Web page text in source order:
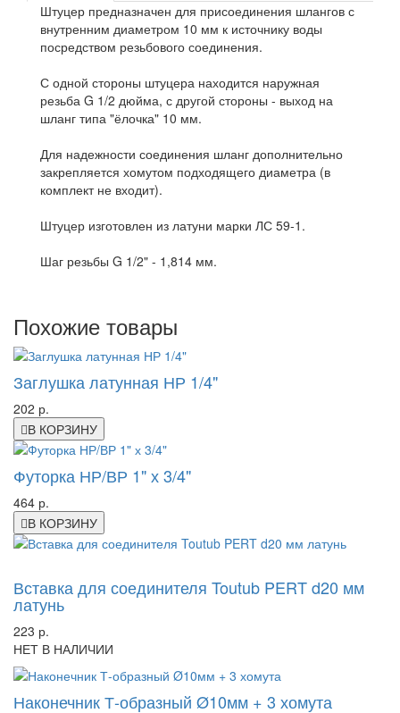
Штуцер предназначен для присоединения шлангов с
внутренним диаметром 10 мм к источнику воды
посредством резьбового соединения.
С одной стороны штуцера находится наружная
резьба G 1/2 дюйма, с другой стороны - выход на
шланг типа "ёлочка" 10 мм.
Для надежности соединения шланг дополнительно
закрепляется хомутом подходящего диаметра (в
комплект не входит).
Штуцер изготовлен из латуни марки ЛС 59-1.
Шаг резьбы G 1/2" - 1,814 мм.
Похожие товары
Заглушка латунная НР 1/4"
202 р.
В КОРЗИНУ
Футорка НР/ВР 1" х 3/4"
464 р.
В КОРЗИНУ
Вставка для соединителя Toutub PERT d20 мм
латунь
223 р.
НЕТ В НАЛИЧИИ
Наконечник Т-образный Ø10мм + 3 хомута